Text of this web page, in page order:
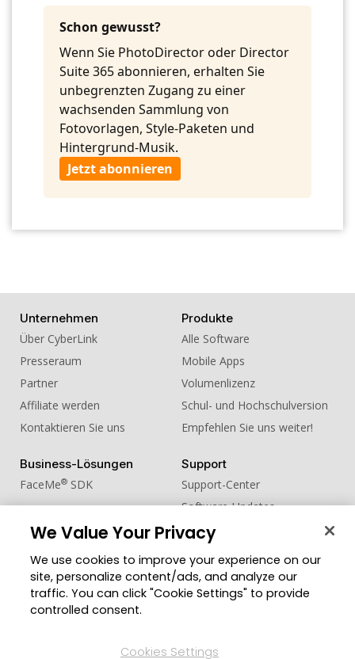
10. BGM - We Wish You Merry TA
Schon gewusst?
Wenn Sie PhotoDirector oder Director
Suite 365 abonnieren, erhalten Sie
unbegrenzten Zugang zu einer
wachsenden Sammlung von
Fotovorlagen, Style-Paketen und
Hintergrund-Musik.
Jetzt abonnieren
Unternehmen
Über CyberLink
Presseraum
Partner
Affiliate werden
Kontaktieren Sie uns
Produkte
Alle Software
Mobile Apps
Volumenlizenz
Schul- und Hochschulversion
Empfehlen Sie uns weiter!
Business-Lösungen
FaceMe® SDK
Support
Support-Center
Software-Updates
Lernen + Wissen
Community
Mitgliederbereich
Blog
Region ändern
We Value Your Privacy
We use cookies to improve your experience on our
site, personalize content/ads, and analyze our
traffic. You can click "Cookie Settings" to provide
controlled consent.
Cookies Settings